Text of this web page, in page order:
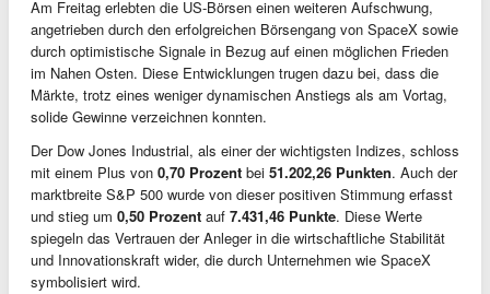
Am Freitag erlebten die US-Börsen einen weiteren Aufschwung,
angetrieben durch den erfolgreichen Börsengang von SpaceX sowie
durch optimistische Signale in Bezug auf einen möglichen Frieden
im Nahen Osten. Diese Entwicklungen trugen dazu bei, dass die
Märkte, trotz eines weniger dynamischen Anstiegs als am Vortag,
solide Gewinne verzeichnen konnten.
Der Dow Jones Industrial, als einer der wichtigsten Indizes, schloss
mit einem Plus von 0,70 Prozent bei 51.202,26 Punkten. Auch der
marktbreite S&P 500 wurde von dieser positiven Stimmung erfasst
und stieg um 0,50 Prozent auf 7.431,46 Punkte. Diese Werte
spiegeln das Vertrauen der Anleger in die wirtschaftliche Stabilität
und Innovationskraft wider, die durch Unternehmen wie SpaceX
symbolisiert wird.